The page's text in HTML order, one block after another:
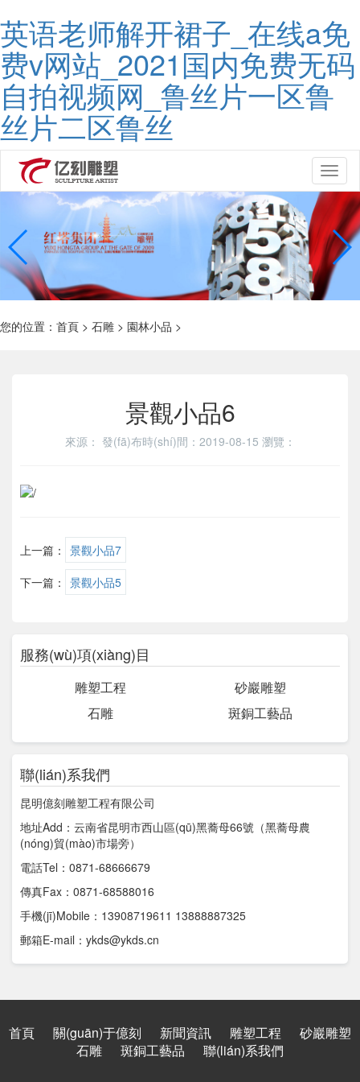
英语老师解开裙子_在线a免
费v网站_2021国内免费无码
自拍视频网_鲁丝片一区鲁
丝片二区鲁丝
您的位置： 首頁 > 石雕 > 園林小品 >
景觀小品6
來源： 發(fā)布時(shí)間：2019-08-15 瀏覽：
上一篇： 景觀小品7
下一篇： 景觀小品5
服務(wù)項(xiàng)目
雕塑工程
砂巖雕塑
石雕
斑銅工藝品
聯(lián)系我們
昆明億刻雕塑工程有限公司
地址Add：云南省昆明市西山區(qū)黑蕎母66號（黑蕎母農
(nóng)貿(mào)市場旁）
電話Tel：0871-68666679
傳真Fax：0871-68588016
手機(jī)Mobile：13908719611 13888887325
郵箱E-mail：ykds@ykds.cn
首頁 關(guān)于億刻 新聞資訊 雕塑工程
砂巖雕塑
石雕
斑銅工藝品 聯(lián)系我們